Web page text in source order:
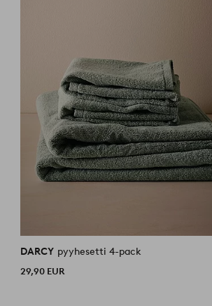
DARCY pyyhesetti 4-pack
29,90 EUR